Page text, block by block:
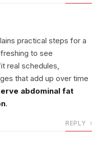
practical steps for a
to see
real schedules,
that add up over time
abdominal fat
.
REPLY